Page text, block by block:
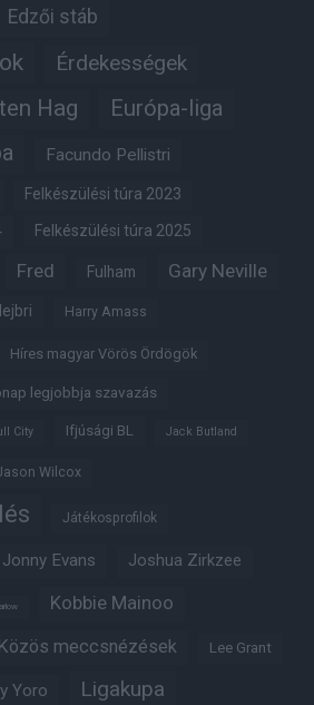
Edzői stáb
Érdekességek
Hag Európa-liga
Facundo Pellistri
Felkészülési túra 2023
Felkészülési túra 2025
Fred Fulham Gary Neville
Harry Amass
Híres magyar Vörös Ördögök
legjobbja szavazás
City Ifjúsági BL Jack Butland
Wilcox
Játékosprofilok
Jonny Evans Joshua Zirkzee
Kobbie Mainoo
Közös meccsnézések Lee Grant
Yoro Ligakupa